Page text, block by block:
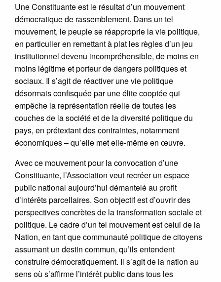
Une Constituante est le résultat d’un mouvement
démocratique de rassemblement. Dans un tel
mouvement, le peuple se réapproprie la vie politique,
en particulier en remettant à plat les règles d’un jeu
institutionnel devenu incompréhensible, de moins en
moins légitime et porteur de dangers politiques et
sociaux. Il s’agit de réactiver une vie politique
désormais confisquée par une élite cooptée qui
empêche la représentation réelle de toutes les
couches de la société et de la diversité politique du
pays, en prétextant des contraintes, notamment
économiques – qu’elle met elle-même en œuvre.
Avec ce mouvement pour la convocation d’une
Constituante, l’Association veut recréer un espace
public national aujourd’hui démantelé au profit
d’intérêts parcellaires. Son objectif est d’ouvrir des
perspectives concrètes de la transformation sociale et
politique. Le cadre d’un tel mouvement est celui de la
Nation, en tant que communauté politique de citoyens
assumant un destin commun, qu’ils entendent
construire démocratiquement. Il s’agit de la nation au
sens où s’affirme l’intérêt public dans tous les